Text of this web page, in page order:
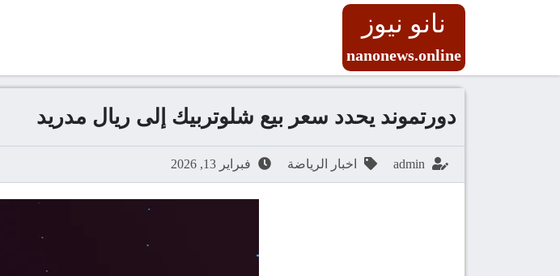
نانو نيوز
nanonews.online
دورتموند يحدد سعر بيع شلوتربيك إلى ريال مدريد
admin اخبار الرياضة فبراير 13, 2026